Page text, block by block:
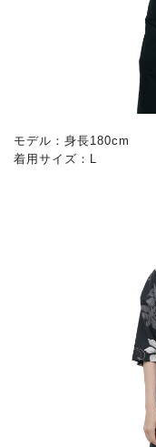
モデル：身長180cm
着用サイズ：L